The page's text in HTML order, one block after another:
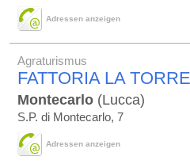
Adressen anzeigen
Agraturismus
FATTORIA LA TORRE
Montecarlo (Lucca)
S.P. di Montecarlo, 7
Adressen anzeigen